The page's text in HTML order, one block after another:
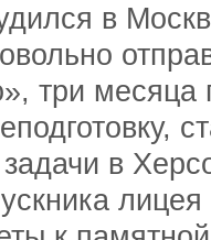
в
три месяца
в